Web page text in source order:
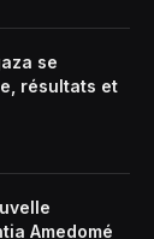
se
résultats et
Amedomé